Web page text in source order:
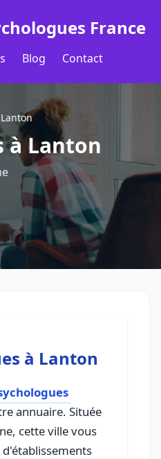
France
Blog Contact
Lanton
à Lanton
à Lanton
annuaire. Située
cette ville vous